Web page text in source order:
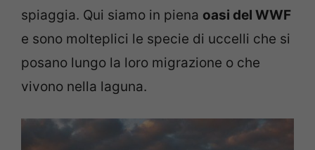
spiaggia. Qui siamo in piena oasi del WWF
e sono molteplici le specie di uccelli che si
posano lungo la loro migrazione o che
vivono nella laguna.